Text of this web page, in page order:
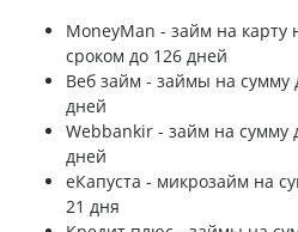
MoneyMan - займ на карту
сроком до 126 дней
Веб займ - займы на сумму
дней
Webbankir - займ на сумму
дней
еКапуста - микрозайм на
21 дня